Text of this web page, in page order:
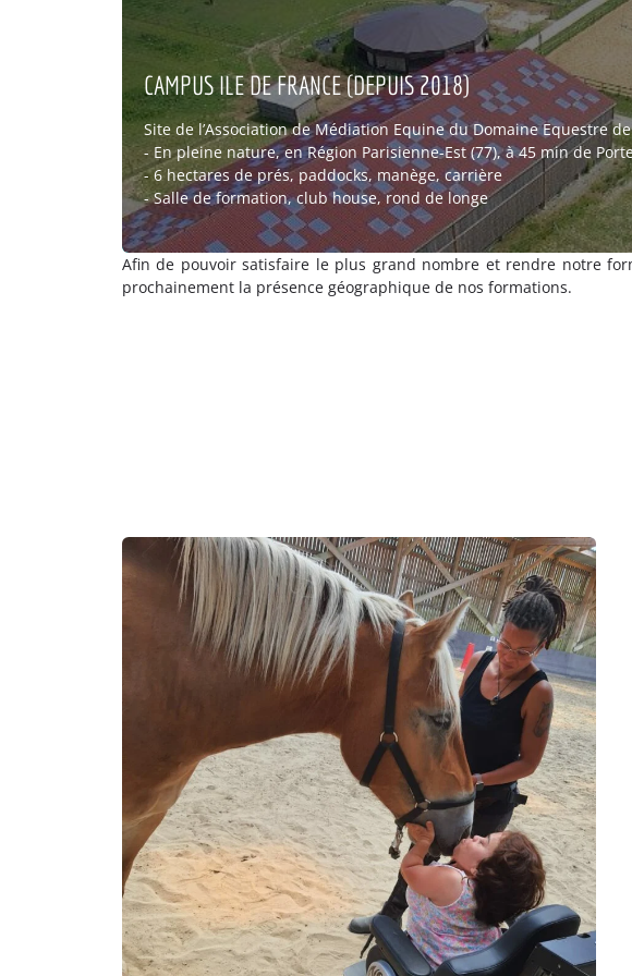
CAMPUS ILE DE FRANCE (DEPUIS 2018)
Site de l’Association de Médiation Equine du Domaine Equestre
- En pleine nature, en Région Parisienne-Est (77), à 45 min de
- 6 hectares de prés, paddocks, manège, carrière
- Salle de formation, club house, rond de longe
Afin de pouvoir satisfaire le plus grand nombre et rendre notre
prochainement la présence géographique de nos formations.